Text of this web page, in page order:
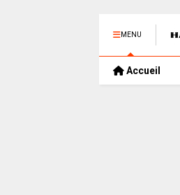
MENU
Accueil